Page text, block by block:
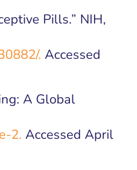
Pills.” NIH,
. Accessed
A Global
2. Accessed April